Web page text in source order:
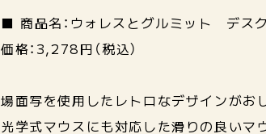
■ 商品名：ウォレスとグルミット デス
価格：3,278円（税込）
場面写を使用したレトロなデザインがお
光学式マウスにも対応した滑りの良いマ